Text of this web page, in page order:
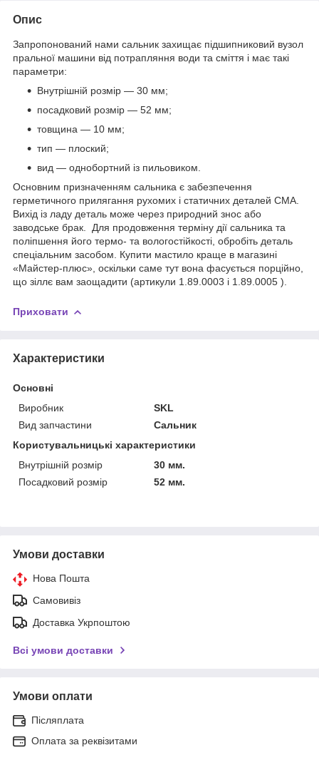
Опис
Запропонований нами сальник захищає підшипниковий вузол
пральної машини від потрапляння води та сміття і має такі
параметри:
Внутрішній розмір — 30 мм;
посадковий розмір — 52 мм;
товщина — 10 мм;
тип — плоский;
вид — однобортний із пильовиком.
Основним призначенням сальника є забезпечення
герметичного прилягання рухомих і статичних деталей СМА.
Вихід із ладу деталь може через природний знос або
заводське брак. Для продовження терміну дії сальника та
поліпшення його термо- та вологостійкості, обробіть деталь
спеціальним засобом. Купити мастило краще в магазині
«Майстер-плюс», оскільки саме тут вона фасується порційно,
що зіллє вам заощадити (артикули 1.89.0003 і 1.89.0005 ).
Приховати
Характеристики
Основні
Виробник
SKL
Вид запчастини
Сальник
Користувальницькі характеристики
Внутрішній розмір
30 мм.
Посадковий розмір
52 мм.
Умови доставки
Нова Пошта
Самовивіз
Доставка Укрпоштою
Всі умови доставки
Умови оплати
Післяплата
Оплата за реквізитами